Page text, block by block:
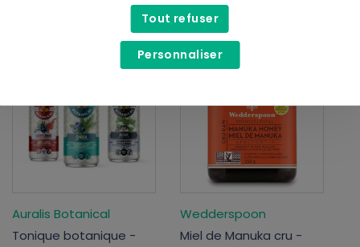
Auralis Botanical
Tonique botanique -
Wedderspoon
Miel de Manuka cru -
Tout refuser
Personnaliser